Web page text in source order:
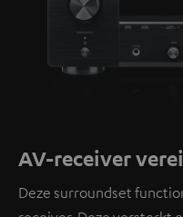
AV-receiver
Deze surroundset